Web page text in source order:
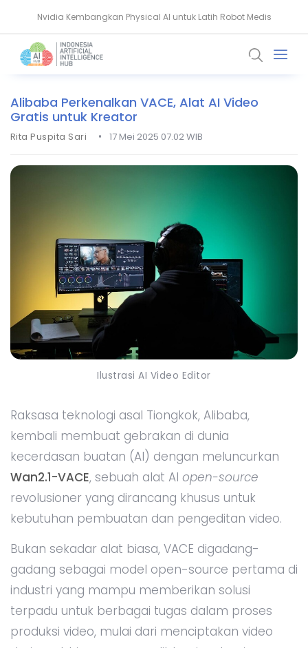
Nvidia Kembangkan Physical AI untuk Latih Robot Medis
AMD Gandeng Core Scientific Bangun Infrastruktur AI Raksasa
Alibaba Perkenalkan VACE, Alat AI Video
Gratis untuk Kreator
Rita Puspita Sari • 17 Mei 2025 07.02 WIB
Ilustrasi AI Video Editor
Raksasa teknologi asal Tiongkok, Alibaba,
kembali membuat gebrakan di dunia
kecerdasan buatan (AI) dengan meluncurkan
Wan2.1-VACE, sebuah alat AI open-source
revolusioner yang dirancang khusus untuk
kebutuhan pembuatan dan pengeditan video.
Bukan sekadar alat biasa, VACE digadang-
gadang sebagai model open-source pertama di
industri yang mampu memberikan solusi
terpadu untuk berbagai tugas dalam proses
produksi video, mulai dari menciptakan video